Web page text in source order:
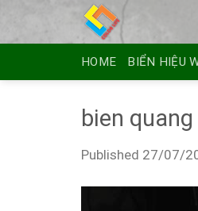
HOME BIỂN HIỆU
bien
Published 27/07/